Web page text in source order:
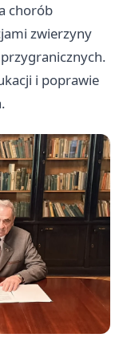
chorób
zwierzyny
i poprawie